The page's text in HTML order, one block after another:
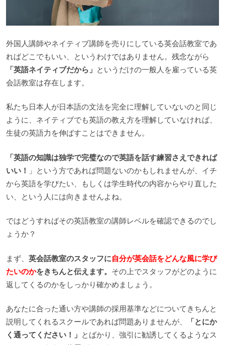
外国人講師やネイティブ講師を売りにしている英会話教室であ
ればどこでもいい、というわけではありません。残念ながら
「英語ネイティブだから」 というだけの一般人を雇っている英
会話教室は存在します。
私たち日本人が日本語の文法を完全に理解していないのと同じ
ように、ネイティブでも英語の教え方を理解していなければ、
生徒の英語力を伸ばすことはできません。
「英語の知識は独学で完璧なので英語を話す練習さえできれば
いい！ 」という方であれば問題ないのかもしれませんが、イチ
から英語を学びたい、もしくは学生時代の内容からやり直した
い、という人には向きませんよね。
ではどうすればその英語教室の講師レベルを確認できるのでし
ょうか？
まず、 英会話教室のスタッフに自分が英会話をどんな風に学び
たいのかをきちんと伝えます。 その上でスタッフがどのように
返してくるのかをしっかり確かめましょう。
あなたに合った通い方や講師の採用基準などについてきちんと
説明してくれるスクールであれば問題ありませんが、
「とにか
く通ってください！」 とばかり、強引に勧誘してくるようなス